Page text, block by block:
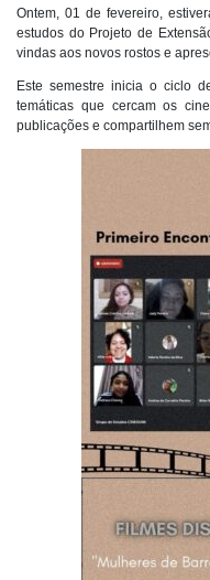
Ontem, 01 de fevereiro,
estudos do Projeto de
vindas aos novos rostos e
Este semestre inicia o ciclo
temáticas que cercam os
publicações e compartilhem